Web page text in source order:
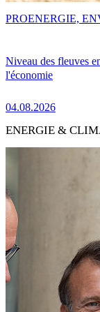
Niveau des fleuves
l'économie
04.08.2026
PROENERGIE,
ENERGIE &